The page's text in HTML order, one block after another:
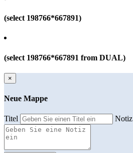
(select 198766*667891)
(select 198766*667891 from DUAL)
×
Neue Mappe
Titel Notiz